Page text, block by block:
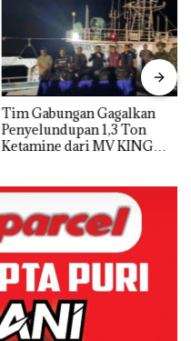
Tim Gabungan Gagalkan
Penyelundupan 1,3 Ton
Ketamine dari MV KING